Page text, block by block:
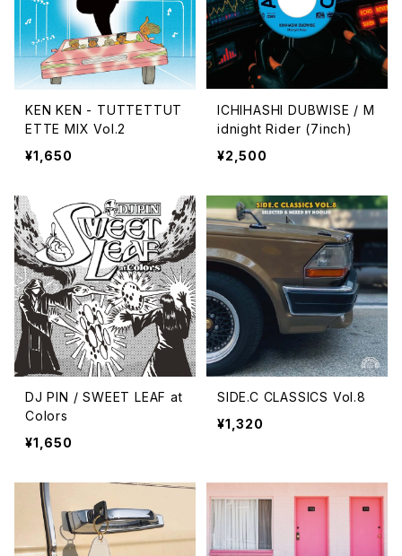
KEN KEN - TUTTETTUT
ETTE MIX Vol.2
¥1,650
ICHIHASHI DUBWISE / M
idnight Rider (7inch)
¥2,500
DJ PIN / SWEET LEAF at
Colors
¥1,650
SIDE.C CLASSICS Vol.8
¥1,320